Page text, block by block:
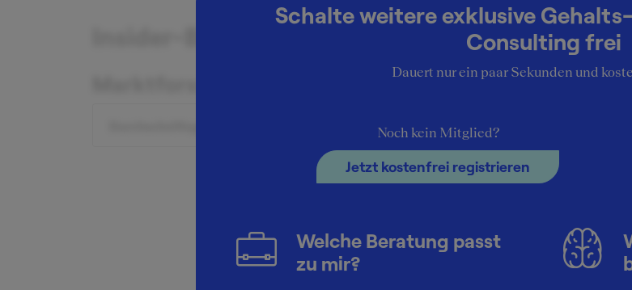
Schalte weitere exklusive
Consulting frei
Dauert nur ein paar Sekunden und
Noch kein Mitglied?
Jetzt kostenfrei registrieren
Welche Beratung passt
zu mir?